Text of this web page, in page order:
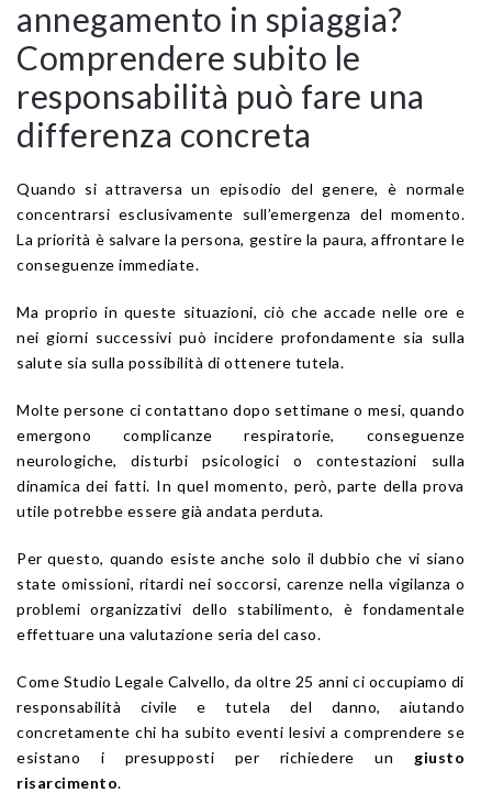
annegamento in spiaggia?
Comprendere subito le
responsabilità può fare una
differenza concreta
Quando si attraversa un episodio del genere, è normale
concentrarsi esclusivamente sull’emergenza del momento.
La priorità è salvare la persona, gestire la paura, affrontare le
conseguenze immediate.
Ma proprio in queste situazioni, ciò che accade nelle ore e
nei giorni successivi può incidere profondamente sia sulla
salute sia sulla possibilità di ottenere tutela.
Molte persone ci contattano dopo settimane o mesi, quando
emergono complicanze respiratorie, conseguenze
neurologiche, disturbi psicologici o contestazioni sulla
dinamica dei fatti. In quel momento, però, parte della prova
utile potrebbe essere già andata perduta.
Per questo, quando esiste anche solo il dubbio che vi siano
state omissioni, ritardi nei soccorsi, carenze nella vigilanza o
problemi organizzativi dello stabilimento, è fondamentale
effettuare una valutazione seria del caso.
Come Studio Legale Calvello, da oltre 25 anni ci occupiamo di
responsabilità civile e tutela del danno, aiutando
concretamente chi ha subito eventi lesivi a comprendere se
esistano i presupposti per richiedere un giusto
risarcimento.